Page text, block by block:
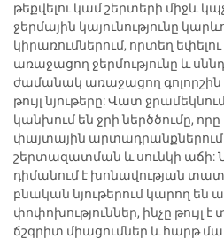
թեքվելու կամ շերտերի միջև
ջերմային կայունությունը
կիրառումներում, որտեղ
առաջացող ջերմությունը և
ժամանակ առաջացող գոլորշին
թույլ նյութերը: Վատ
կանխում են ջրի ներծծումը,
փայտային արտադրանքներում
շերտազատման և սունկի աճի:
դիմանում է խոնավության
բնական նյութերում կարող են
փոփոխություններ, ինչը թույլ
ճշգրիտ միացումներ և հարթ